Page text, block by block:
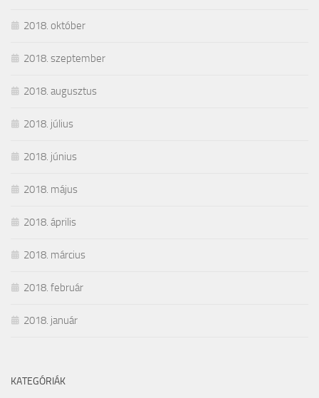
2018. október
2018. szeptember
2018. augusztus
2018. július
2018. június
2018. május
2018. április
2018. március
2018. február
2018. január
KATEGÓRIÁK